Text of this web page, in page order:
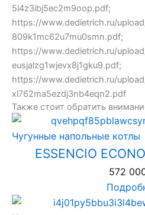
5l4z3ibj5ec2m9oop.pdf;
https://www.dedietrich.ru/
809k1mc62u7mu0smn.pdf;
https://www.dedietrich.ru/
eusjalzg1wjevx8j1gku9.pdf;
https://www.dedietrich.ru/
xl762ma5ezdj3nb4eqn2.pdf
Также стоит обратить
Чугунные напольные котлы
ESSENCIO
572